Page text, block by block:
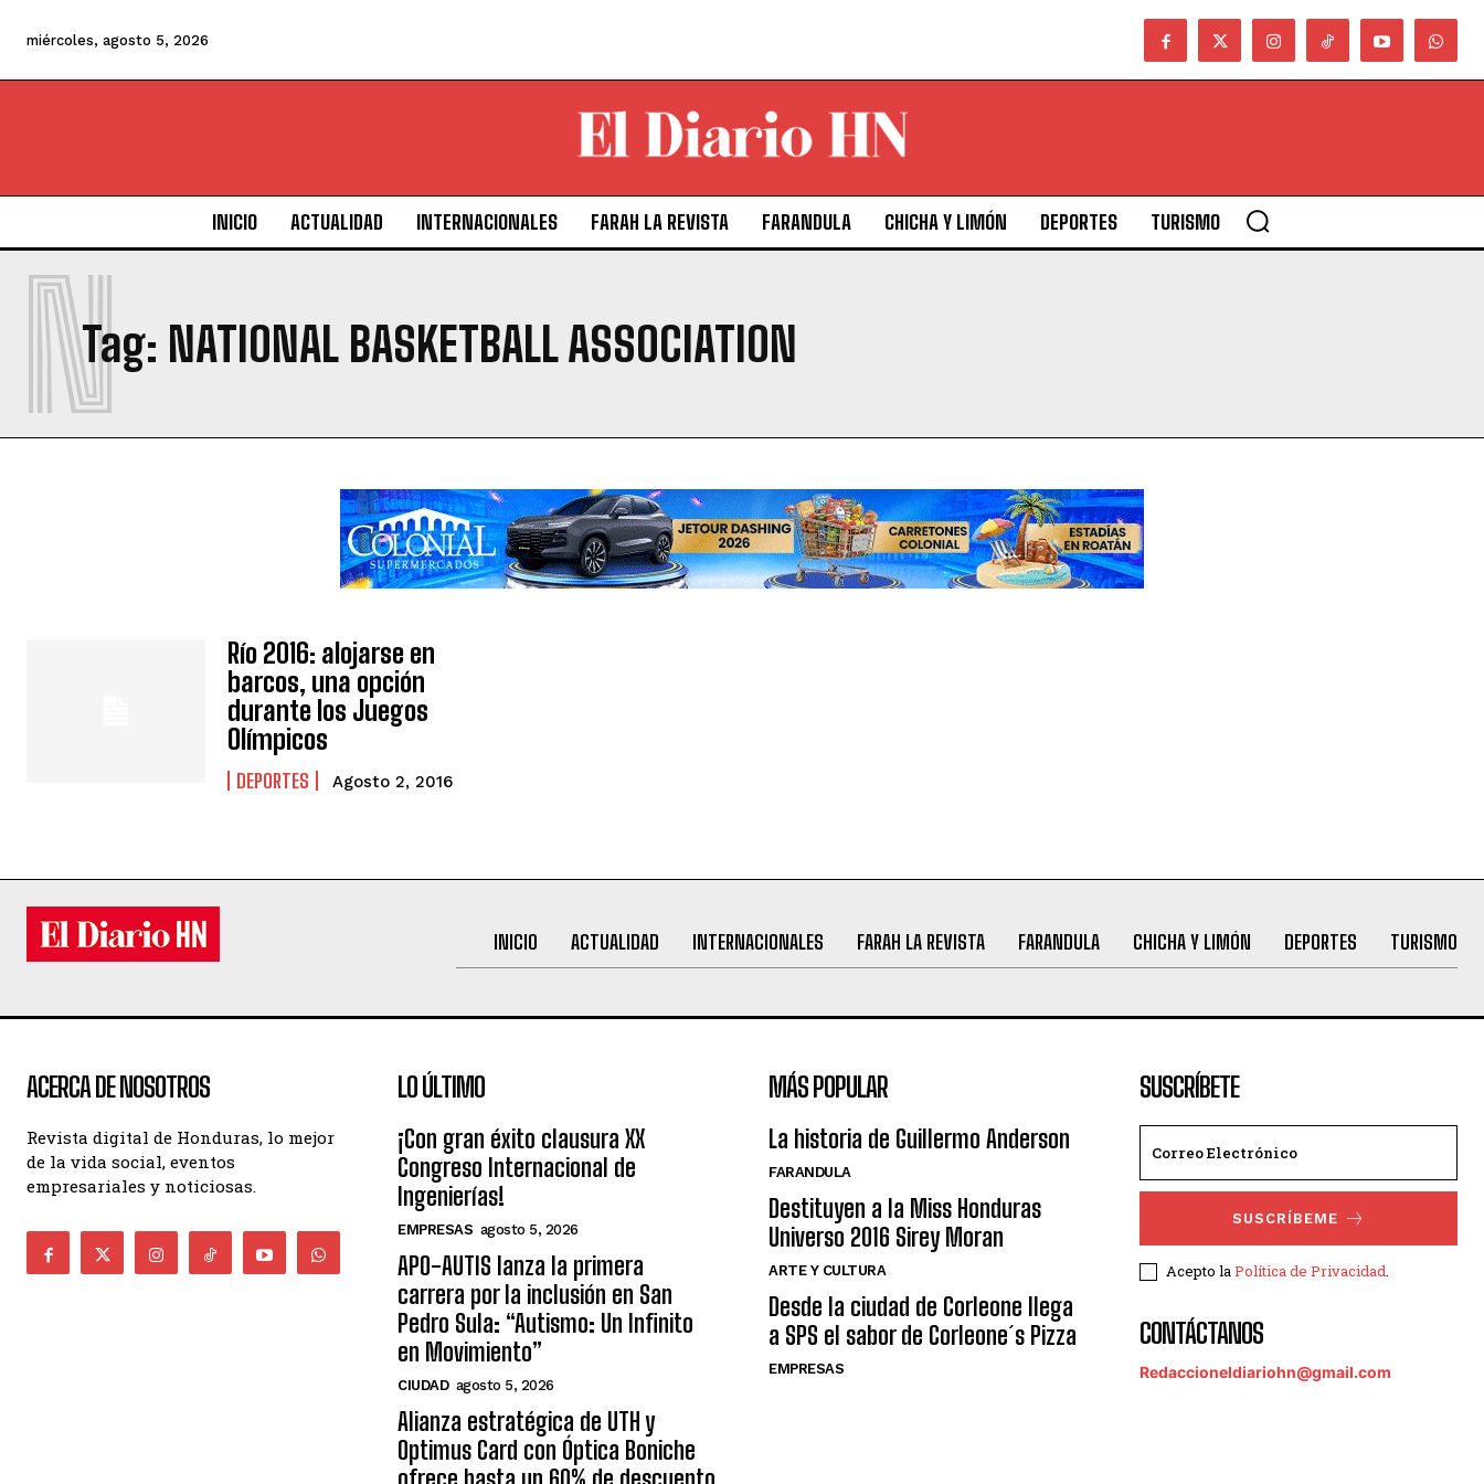
miércoles, agosto 5, 2026
INICIO ACTUALIDAD INTERNACIONALES FARAH LA REVISTA FARANDULA CHICHA Y LIMÓN DEPORTES TURISMO
Tag: NATIONAL BASKETBALL ASSOCIATION
N
Río 2016: alojarse en
barcos, una opción
durante los Juegos
Olímpicos
DEPORTES Agosto 2, 2016
INICIO ACTUALIDAD INTERNACIONALES FARAH LA REVISTA FARANDULA CHICHA Y LIMÓN DEPORTES TURISMO
ACERCA DE NOSOTROS
Revista digital de Honduras, lo mejor
de la vida social, eventos
empresariales y noticiosas.
LO ÚLTIMO
¡Con gran éxito clausura XX
Congreso Internacional de
Ingenierías!
EMPRESAS agosto 5, 2026
APO-AUTIS lanza la primera
carrera por la inclusión en San
Pedro Sula: “Autismo: Un Infinito
en Movimiento”
CIUDAD agosto 5, 2026
Alianza estratégica de UTH y
Optimus Card con Óptica Boniche
MÁS POPULAR
La historia de Guillermo Anderson
FARANDULA
Destituyen a la Miss Honduras
Universo 2016 Sirey Moran
ARTE Y CULTURA
Desde la ciudad de Corleone llega
a SPS el sabor de Corleone´s Pizza
EMPRESAS
SUSCRÍBETE
SUSCRÍBEME
Acepto laPolítica de Privacidad.
CONTÁCTANOS
Redaccioneldiariohn@gmail.com